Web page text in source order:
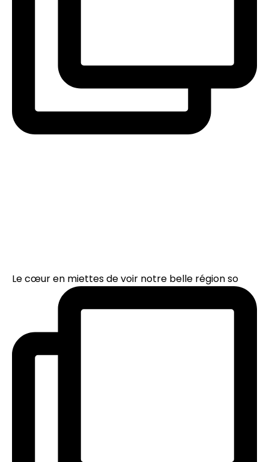
Le cœur en miettes de voir notre belle région so